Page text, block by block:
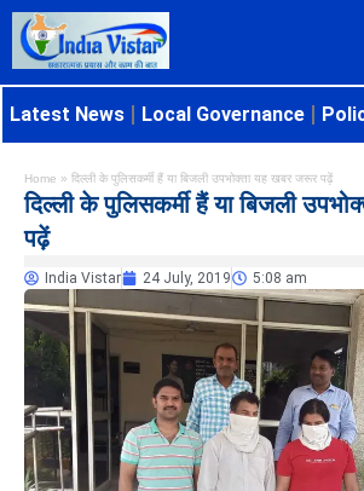
Latest News Local Governance
Home » दिल्ली के पुलिसकर्मी हैं या बिजली उपभोक्ता यह खबर जरूर पढ़ें
दिल्ली के पुलिसकर्मी हैं या बिजली
पढ़ें
India Vistar 24 July, 2019 5:08 am